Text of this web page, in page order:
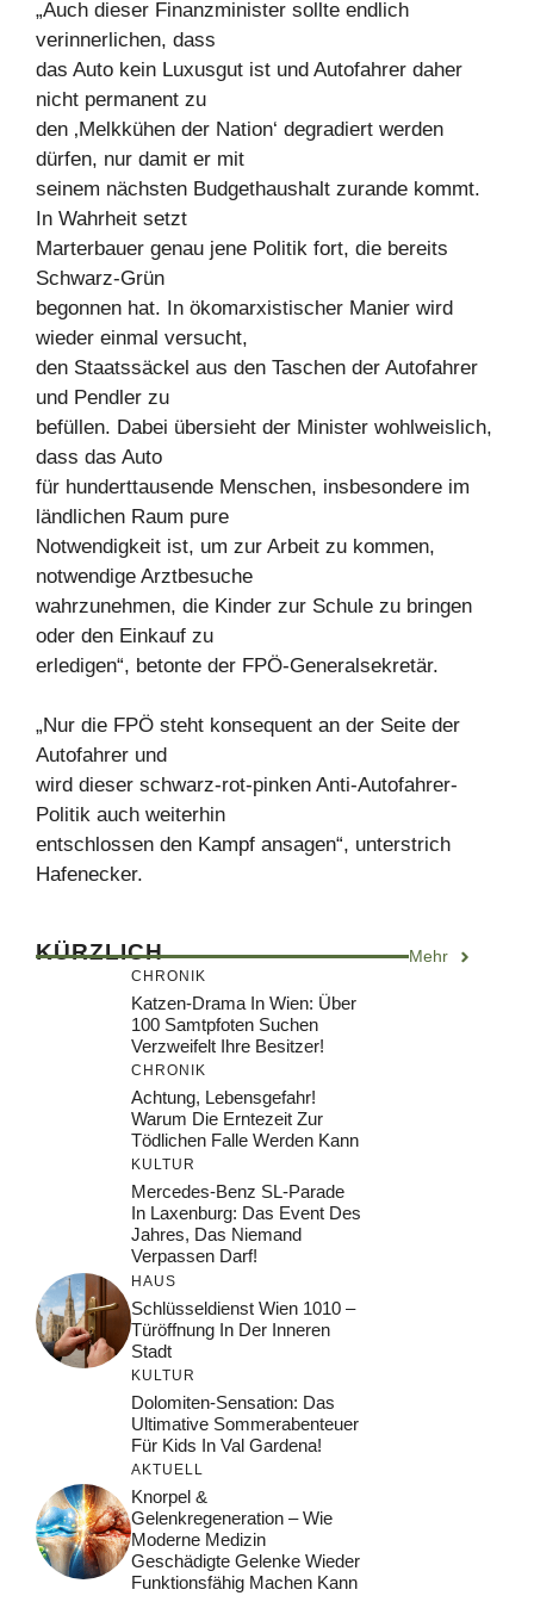
„Auch dieser Finanzminister sollte endlich
verinnerlichen, dass
das Auto kein Luxusgut ist und Autofahrer daher
nicht permanent zu
den ‚Melkkühen der Nation‘ degradiert werden
dürfen, nur damit er mit
seinem nächsten Budgethaushalt zurande kommt.
In Wahrheit setzt
Marterbauer genau jene Politik fort, die bereits
Schwarz-Grün
begonnen hat. In ökomarxistischer Manier wird
wieder einmal versucht,
den Staatssäckel aus den Taschen der Autofahrer
und Pendler zu
befüllen. Dabei übersieht der Minister wohlweislich,
dass das Auto
für hunderttausende Menschen, insbesondere im
ländlichen Raum pure
Notwendigkeit ist, um zur Arbeit zu kommen,
notwendige Arztbesuche
wahrzunehmen, die Kinder zur Schule zu bringen
oder den Einkauf zu
erledigen“, betonte der FPÖ-Generalsekretär.
„Nur die FPÖ steht konsequent an der Seite der
Autofahrer und
wird dieser schwarz-rot-pinken Anti-Autofahrer-
Politik auch weiterhin
entschlossen den Kampf ansagen“, unterstrich
Hafenecker.
KÜRZLICH Mehr
CHRONIK
Katzen-Drama In Wien: Über
100 Samtpfoten Suchen
Verzweifelt Ihre Besitzer!
CHRONIK
Achtung, Lebensgefahr!
Warum Die Erntezeit Zur
Tödlichen Falle Werden Kann
KULTUR
Mercedes-Benz SL-Parade
In Laxenburg: Das Event Des
Jahres, Das Niemand
Verpassen Darf!
HAUS
Schlüsseldienst Wien 1010 –
Türöffnung In Der Inneren
Stadt
KULTUR
Dolomiten-Sensation: Das
Ultimative Sommerabenteuer
Für Kids In Val Gardena!
AKTUELL
Knorpel &
Gelenkregeneration – Wie
Moderne Medizin
Geschädigte Gelenke Wieder
Funktionsfähig Machen Kann